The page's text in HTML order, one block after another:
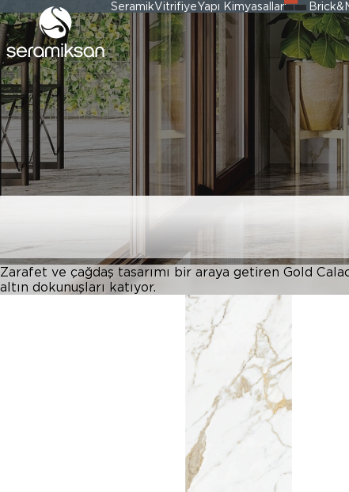
SeramikVitrifiyeYapı Kimyasalları
GOLD
Zarafet ve çağdaş tasarımı bir araya getiren Gold
altın dokunuşları katıyor.